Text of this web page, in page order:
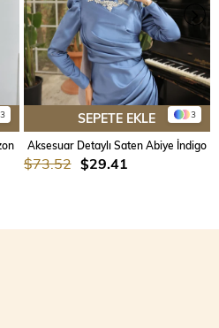
3 3
SEPETE EKLE
Aksesuar Detaylı Saten Abiye İndigo
$29.41
$73.52